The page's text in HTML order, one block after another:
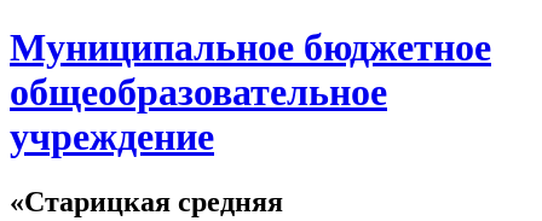
Муниципальное бюджетное
общеобразовательное
учреждение
«Старицкая средняя